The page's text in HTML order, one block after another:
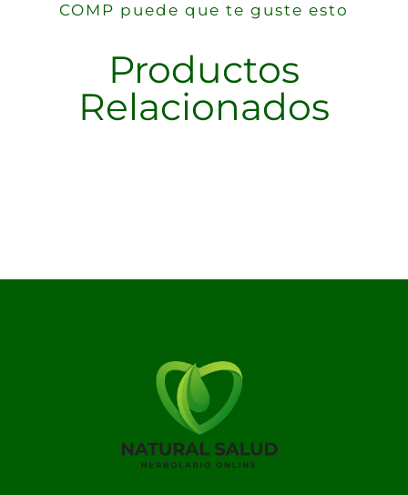
COMP puede que te guste esto
Productos
Relacionados